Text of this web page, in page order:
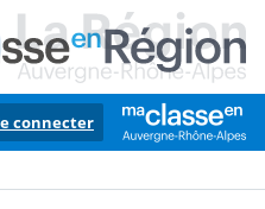
connecter